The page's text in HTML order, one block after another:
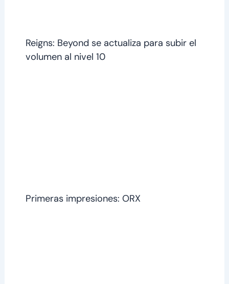
Reigns: Beyond se actualiza para subir el
volumen al nivel 10
Primeras impresiones: ORX